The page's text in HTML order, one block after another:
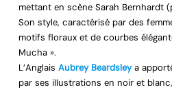
mettant en scène Sarah Bernhardt
Son style, caractérisé par des
motifs floraux et de courbes
Mucha ».
L’Anglais Aubrey Beardsleya
par ses illustrations en noir et